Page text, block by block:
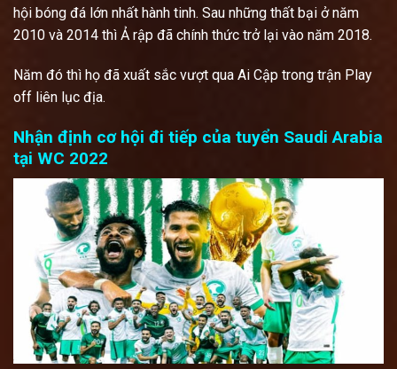
hội bóng đá lớn nhất hành tinh. Sau những thất bại ở năm
2010 và 2014 thì Ả rập đã chính thức trở lại vào năm 2018.
Năm đó thì họ đã xuất sắc vượt qua Ai Cập trong trận Play
off liên lục địa.
Nhận định cơ hội đi tiếp của tuyển Saudi Arabia
tại WC 2022